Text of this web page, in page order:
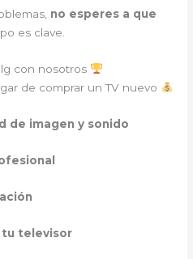
no esperes a que
es clave.
con nosotros
de comprar un TV nuevo
de imagen y sonido
tu televisor